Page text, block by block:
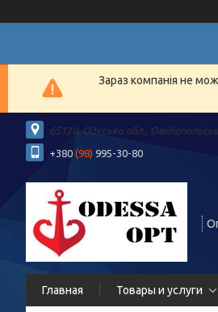
Зараз компанія не
65120, Одеська обл.,
+380 (98) 995-30-80
Главная Товары и услуги